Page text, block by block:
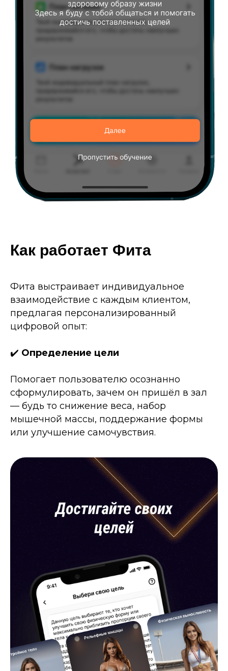
Как работает Фита
Фита выстраивает индивидуальное
взаимодействие с каждым клиентом,
предлагая персонализированный
цифровой опыт:
✔️ Определение цели
Помогает пользователю осознанно
сформулировать, зачем он пришёл в зал
— будь то снижение веса, набор
мышечной массы, поддержание формы
или улучшение самочувствия.